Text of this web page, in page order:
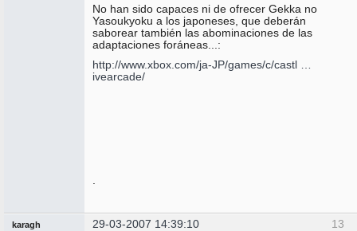
No han sido capaces ni de ofrecer Gekka no
Yasoukyoku a los japoneses, que deberán
saborear también las abominaciones de las
adaptaciones foráneas...:
http://www.xbox.com/ja-JP/games/c/castl …
ivearcade/
13
karagh 29-03-2007 14:39:10